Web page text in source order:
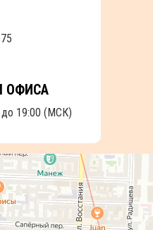
ОФИСА
19:00 (МСК)